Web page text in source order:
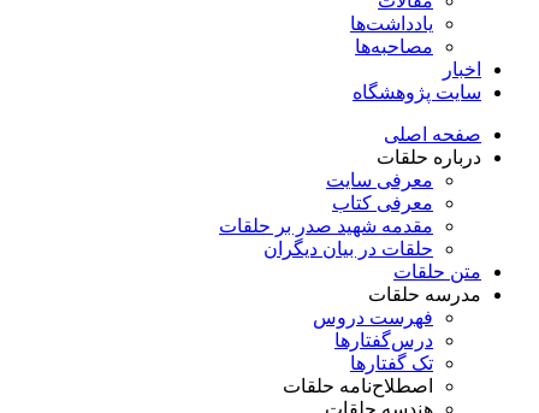
یادداشت‌ها
مصاحبه‌ها
اخبار
سایت پژوهشگاه
صفحه اصلی
درباره حلقات
معرفی سایت
معرفی کتاب
مقدمه شهید صدر بر حلقات
حلقات در بیان دیگران
متن حلقات
مدرسه حلقات
فهرست دروس
درس‌گفتار‌ها
تک گفتارها
اصطلاح‌نامه حلقات
هندسه حلقات